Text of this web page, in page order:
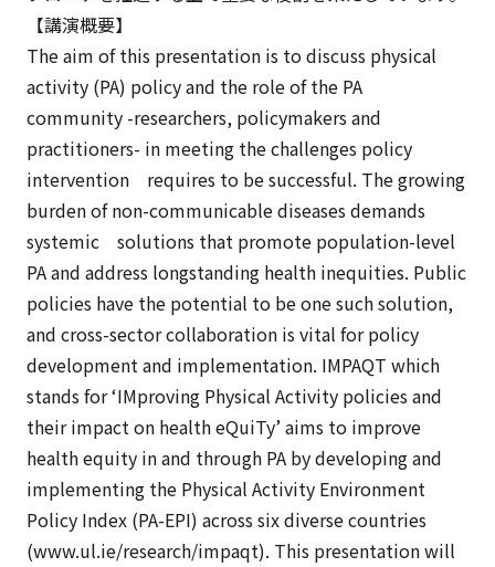
【講演概要】
The aim of this presentation is to discuss physical
activity (PA) policy and the role of the PA
community -researchers, policymakers and
practitioners- in meeting the challenges policy
intervention requires to be successful. The growing
burden of non-communicable diseases demands
systemic solutions that promote population-level
PA and address longstanding health inequities. Public
policies have the potential to be one such solution,
and cross-sector collaboration is vital for policy
development and implementation. IMPAQT which
stands for ‘IMproving Physical Activity policies and
their impact on health eQuiTy’ aims to improve
health equity in and through PA by developing and
implementing the Physical Activity Environment
Policy Index (PA-EPI) across six diverse countries
(www.ul.ie/research/impaqt). This presentation will